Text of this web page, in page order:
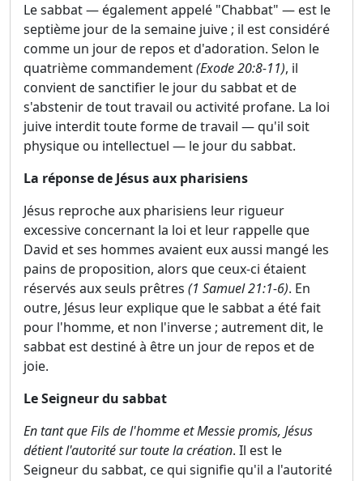
Le sabbat — également appelé "Chabbat" — est le
septième jour de la semaine juive ; il est considéré
comme un jour de repos et d'adoration. Selon le
quatrième commandement(Exode 20:8-11), il
convient de sanctifier le jour du sabbat et de
s'abstenir de tout travail ou activité profane. La loi
juive interdit toute forme de travail — qu'il soit
physique ou intellectuel — le jour du sabbat.
La réponse de Jésus aux pharisiens
Jésus reproche aux pharisiens leur rigueur
excessive concernant la loi et leur rappelle que
David et ses hommes avaient eux aussi mangé les
pains de proposition, alors que ceux-ci étaient
réservés aux seuls prêtres (1 Samuel 21:1-6). En
outre, Jésus leur explique que le sabbat a été fait
pour l'homme, et non l'inverse ; autrement dit, le
sabbat est destiné à être un jour de repos et de
joie.
Le Seigneur du sabbat
En tant que Fils de l'homme et Messie promis, Jésus
détient l'autorité sur toute la création. Il est le
Seigneur du sabbat, ce qui signifie qu'il a l'autorité